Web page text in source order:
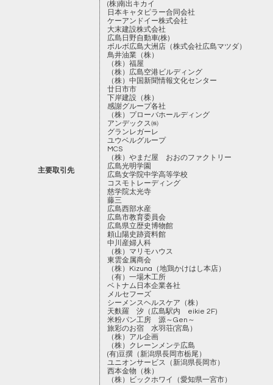
主要取引先
(株)南出キカイ
日本キャタピラー合同会社
ケーアンドイー株式会社
大末建設株式会社
広島日野自動車(株)
ボルボ広島大洲店（株式会社広島マツダ）
鳥井油業（株）
（株）福屋
（株）広島空港ビルディング
（株）中国新聞情報文化センター
廿日市市
下岸建設（株）
感謝グループ各社
（株）プローバホールディング
アンデックス㈱
グランレガーレ
ユウベルグループ
MCS
（株）やまだ屋 おおのファクトリー
広島光明学園
広島女学院中学高等学校
コスモトレーディング
慈学院太光寺
藤三
広島西部水産
広島市教育委員会
広島県立歴史博物館
頼山陽史跡資料館
中川産婦人科
（株）マリモハウス
東雲金属商会
（株）Kizuna（地鶏かけはし本店）
（有）一場木工所
ベトナム日本企業各社
メルセフーズ
シーメンスヘルスケア（株）
天麩羅 汐（広島駅内 eikie 2F)
米粉パン工房 源～Gen～
旅彩のお宿 水羽荘(宮島）
（株）アル企画
（株）クレーンメンテ広島
(有)豆撰（新潟県長岡市栃尾）
ユニオンサービス（新潟県長岡市）
西本金物（株）
（株）ビックホワイ（愛知県一宮市）